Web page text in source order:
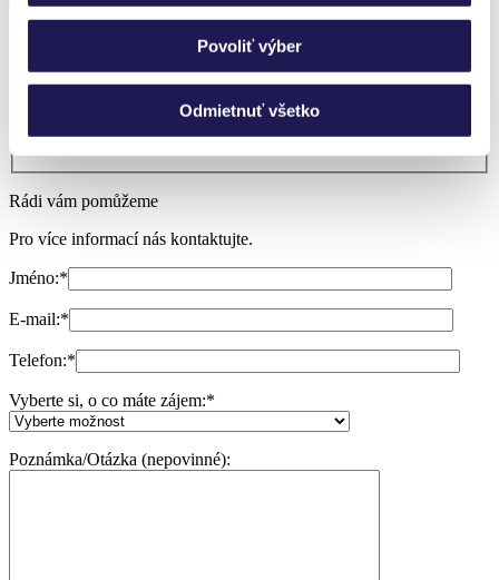
Povoliť výber
Odmietnuť všetko
Nechte si poradit.
Rádi vám pomůžeme
Pro více informací nás kontaktujte.
Jméno:*
E-mail:*
Telefon:*
Vyberte si, o co máte zájem:*
Poznámka/Otázka (nepovinné):